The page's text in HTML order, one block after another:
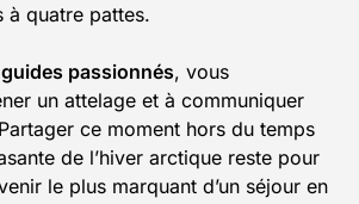
à quatre pattes.
passionnés, vous
un attelage et à communiquer
ce moment hors du temps
de l’hiver arctique reste pour
le plus marquant d’un séjour en